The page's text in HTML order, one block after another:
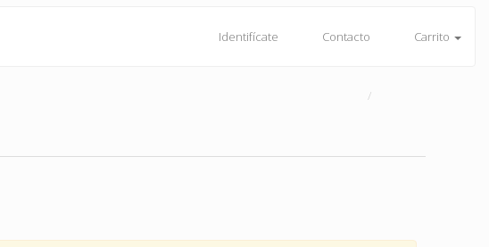
Identifícate Contacto Carrito